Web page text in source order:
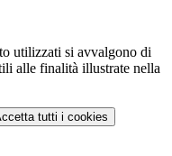
utilizzati si avvalgono di
alle finalità illustrate nella
tutti i cookies